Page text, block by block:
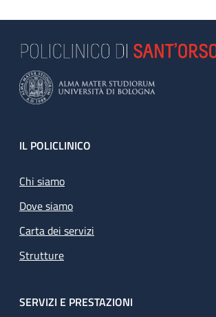
Footer
IL POLICLINICO
Chi siamo
Dove siamo
Carta dei servizi
Strutture
SERVIZI E PRESTAZIONI